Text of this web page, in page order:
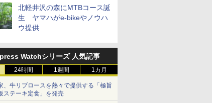
北軽井沢の森にMTBコース誕
生 ヤマハがe-bikeやノウハ
ウ提供
Watchシリーズ 人気記事
24時間 1週間 1カ月
、牛リブロースを熱々で提供する「極旨
ステーキ定食」を発売